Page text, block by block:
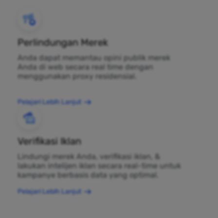
Perlindungan Merek
Anda dapat memantau opini publik merek
Anda di web secara real time dengan
menggunakan proxy residensial.
Pelajari Lebih Lanjut
Verifikasi Iklan
Lindungi merek Anda, verifikasi iklan, &
lakukan intelijen iklan secara real-time untuk
kampanye berbasis data yang optimal.
Pelajari Lebih Lanjut